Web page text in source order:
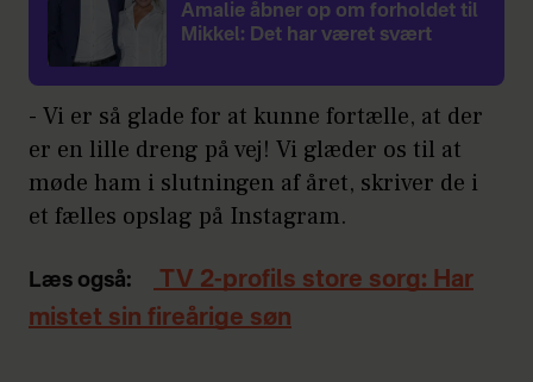
Amalie åbner op om forholdet til
Mikkel: Det har været svært
- Vi er så glade for at kunne fortælle, at der
er en lille dreng på vej! Vi glæder os til at
møde ham i slutningen af året, skriver de i
et fælles opslag på Instagram.
Læs også:
TV 2-profils store sorg: Har
mistet sin fireårige søn